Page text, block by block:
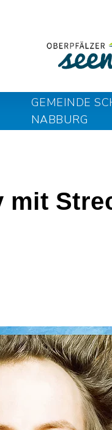
GEMEINDE
NABBURG
mit